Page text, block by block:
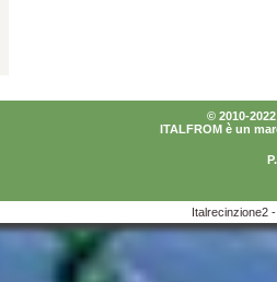
© 2010-
ITALFROM è un
Italrecinzione2